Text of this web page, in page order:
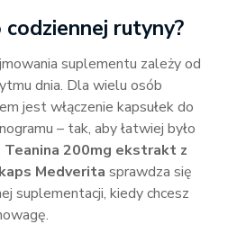
codziennej rutyny?
suplementu zależy od
dnia. Dla wielu osób
jest włączenie kapsułek do
– tak, aby łatwiej było
Teanina 200mg ekstrakt z
Medverita sprawdza się
suplementacji, kiedy chcesz